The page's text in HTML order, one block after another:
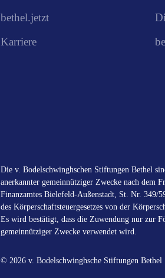
bethel.jetzt
Karriere
Die v. Bodelschwinghschen Stiftungen Bethel
anerkannter gemeinnütziger Zwecke nach dem
Finanzamtes Bielefeld-Außenstadt, St. Nr. 349/
des Körperschaftsteuergesetzes von der
Es wird bestätigt, dass die Zuwendung nur zur
gemeinnütziger Zwecke verwendet wird.
© 2026 v. Bodelschwinghsche Stiftungen Bethel